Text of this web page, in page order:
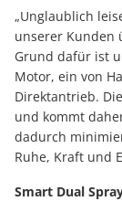
„Unglaublich
unserer Kunden
Grund dafür ist
Motor, ein von
Direktantrieb.
und kommt
dadurch
Ruhe, Kraft und
Smart Dual